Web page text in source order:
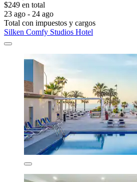
$249 en total
23 ago - 24 ago
Total con impuestos y cargos
Silken Comfy Studios Hotel